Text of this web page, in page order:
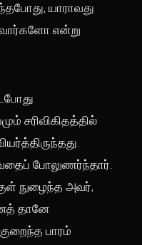
யாராவது
என்று
சரிவிகிதத்தில்
போலுணர்ந்தார்.
நுழைந்த அவர்,
தானே
பாரம்